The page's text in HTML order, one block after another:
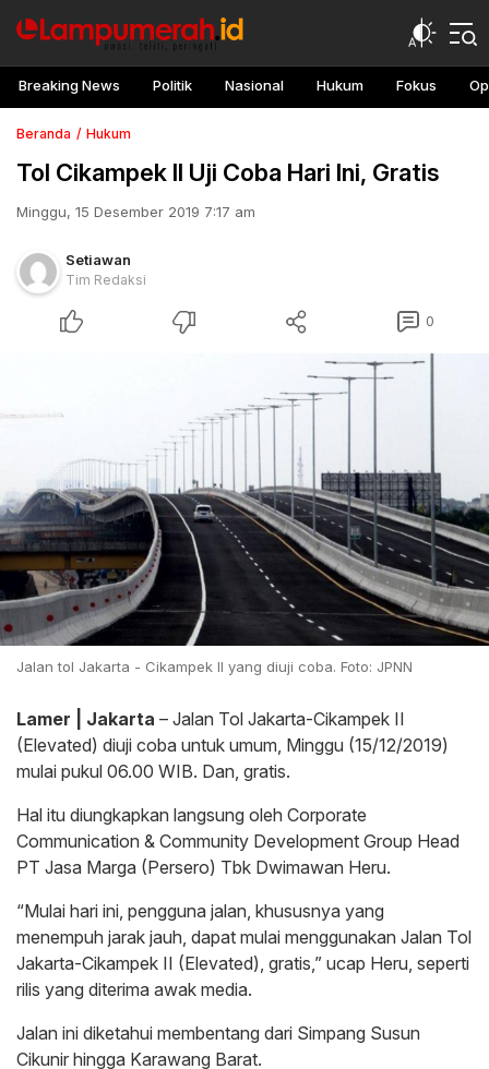
Breaking News Politik Nasional Hukum Fokus
Beranda Hukum
Tol Cikampek II Uji Coba Hari Ini, Gratis
Minggu, 15 Desember 2019 7:17 am
Setiawan
Tim Redaksi
0
Jalan tol Jakarta - Cikampek II yang diuji coba. Foto: JPNN
Lamer | Jakarta – Jalan Tol Jakarta-Cikampek II
(Elevated) diuji coba untuk umum, Minggu (15/12/2019)
mulai pukul 06.00 WIB. Dan, gratis.
Hal itu diungkapkan langsung oleh Corporate
Communication & Community Development Group Head
PT Jasa Marga (Persero) Tbk Dwimawan Heru.
“Mulai hari ini, pengguna jalan, khususnya yang
menempuh jarak jauh, dapat mulai menggunakan Jalan Tol
Jakarta-Cikampek II (Elevated), gratis,” ucap Heru, seperti
rilis yang diterima awak media.
Jalan ini diketahui membentang dari Simpang Susun
Cikunir hingga Karawang Barat.